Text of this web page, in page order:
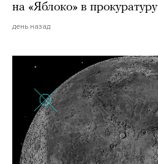
на «Яблоко» в прокуратуру
день назад